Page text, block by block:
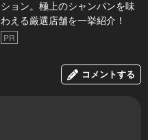
ション。極上のシャンパンを味
わえる厳選店舗を一挙紹介！
PR
コメントする